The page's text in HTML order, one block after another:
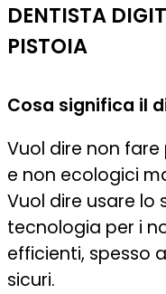
DENTISTA
PISTOIA
Cosa significa il
Vuol dire non
e non ecologici
Vuol dire usare lo
tecnologia per i
efficienti, spesso
sicuri.